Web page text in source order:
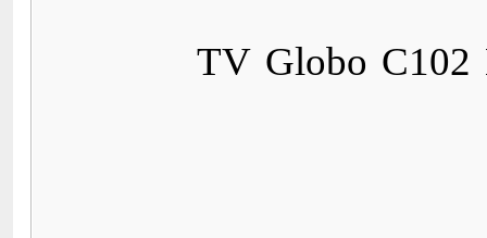
TV Globo C102